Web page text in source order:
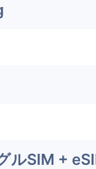
ルSIM +